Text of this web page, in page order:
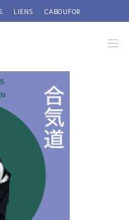
LIENS CABOUFOR